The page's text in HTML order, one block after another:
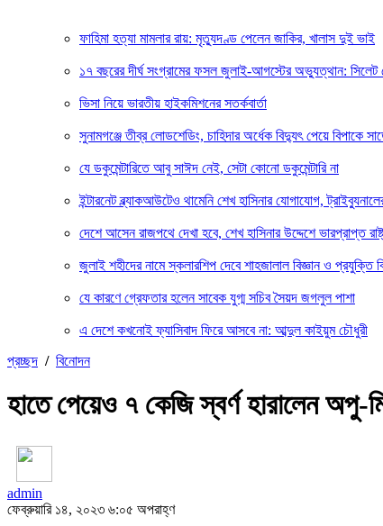
ফাহিমা হত্যা মামলার রায়: মৃত্যুদণ্ড পেলেন জাকির, খালাস দুই ভাই
১৭ বছরের দীর্ঘ সংগ্রামের ফসল জুলাই-আগস্টের অভ্যুত্থান:
ভিসা নিয়ে ভারতীয় হাইকমিশনের সতর্কবার্তা
সুনামগঞ্জে তীব্র লোডশেডিং, চাহিদার অর্ধেক বিদ্যুৎ পেয়ে বিপাকে
যে ডকুমেন্টারিতে আবু সাঈদ নেই, সেটা কোনো ডকুমেন্টারি না
ইন্টারনেট ব্ল্যাকআউটেও থামেনি শেখ হাসিনার যোগাযোগ,
দেশে আসেন রাজপথে দেখা হবে, শেখ হাসিনার উদ্দেশে ভারপ্রাপ্ত
জুলাই শহীদের নামে স্কলারশিপ দেবে শাহজালাল বিজ্ঞান ও প্রযুক্তি
যে কারণে গ্রেফতার হলেন সাবেক যুগ্ম সচিব সৈয়দ জগলুল পাশা
এ দেশে কখনোই ফ্যাসিবাদ ফিরে আসবে না: আব্দুল কাইয়ুম চৌধুরী
প্রচ্ছদ / বিনোদন
হাতে পেয়েও ৭ কেজি স্বর্ণ হারালেন অপু-
admin
ফেব্রুয়ারি ১৪, ২০২৩ ৬:০৫ অপরাহ্ণ